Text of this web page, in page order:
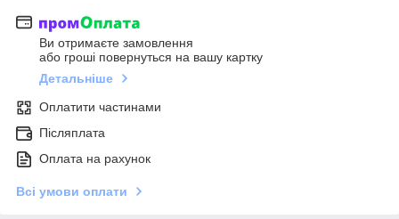
Ви отримаєте замовлення
або гроші повернуться на вашу картку
Детальніше
Оплатити частинами
Післяплата
Оплата на рахунок
Всі умови оплати